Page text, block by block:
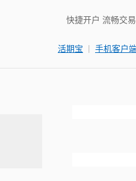
快捷开户 流畅交易
活期宝 | 手机客户